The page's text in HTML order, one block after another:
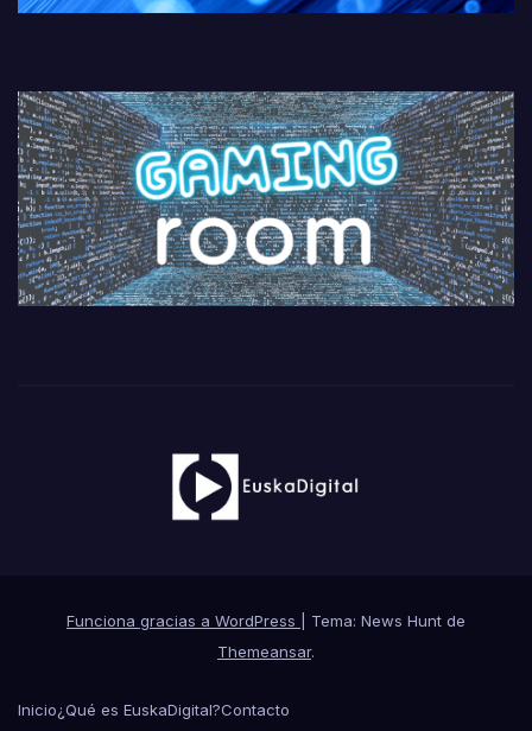
Funciona gracias a WordPress
Tema: News Hunt de
Themeansar.
Inicio¿Qué es EuskaDigital?Contacto